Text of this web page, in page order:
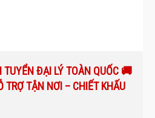
ĐẠI LÝ TOÀN QUỐC 🚚
TRỢ TẬN NƠI – CHIẾT KHẤU